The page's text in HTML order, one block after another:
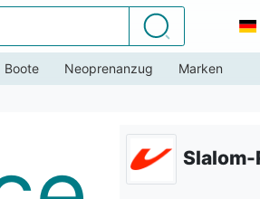
Suchen
Boote Neoprenanzug Marken
Slalom-